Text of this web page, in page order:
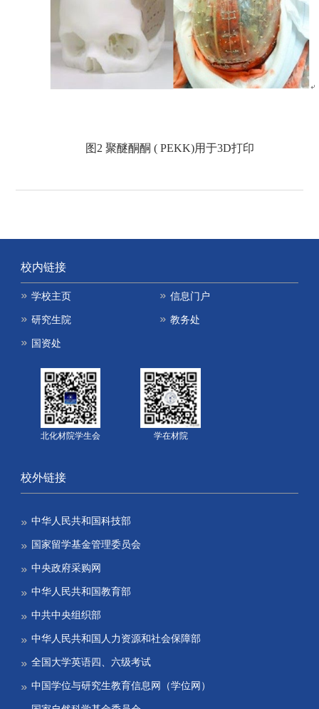
图 2 聚醚酮酮 ( PEKK)用于3D打印
校内链接
学校主页 信息门户
研究生院 教务处
国资处
北化材院学生会 学在材院
校外链接
中华人民共和国科技部
国家留学基金管理委员会
中央政府采购网
中华人民共和国教育部
中共中央组织部
中华人民共和国人力资源和社会保障部
全国大学英语四、六级考试
中国学位与研究生教育信息网（学位网）